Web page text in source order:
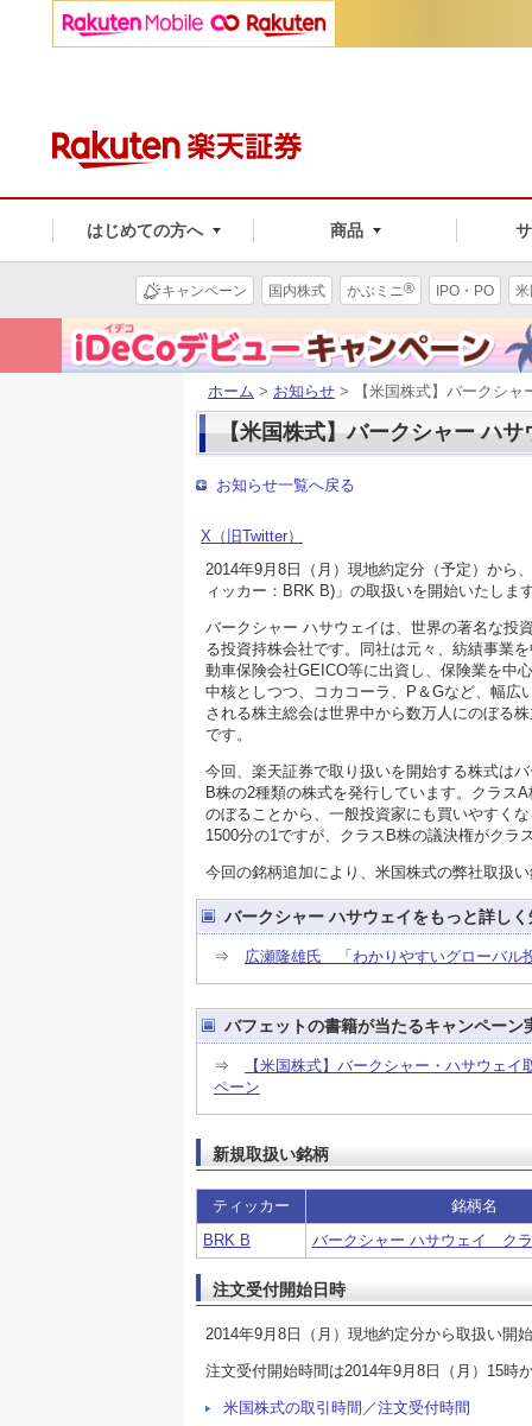
はじめての方へ 商品
キャンペーン 国内株式 かぶミニ® IPO・PO
ホーム > お知らせ > 【米国株式】バークシ
【米国株式】バークシャー ハ
お知らせ一覧へ戻る
X（旧Twitter）
2014年9月8日（月）現地約定分（予定）か
ィッカー：BRK B)」の取扱いを開始いたしま
バークシャー ハサウェイは、世界の著名な投
る投資持株会社です。同社は元々、紡績事業
動車保険会社GEICO等に出資し、保険業を中
中核としつつ、コカコーラ、P＆Gなど、幅広
される株主総会は世界中から数万人にのぼる
です。
今回、楽天証券で取り扱いを開始する株式は
B株の2種類の株式を発行しています。クラス
のぼることから、一般投資家にも買いやすく
1500分の1ですが、クラスB株の議決権がクラ
今回の銘柄追加により、米国株式の弊社取扱
バークシャー ハサウェイをもっと詳し
⇒ 広瀬隆雄氏 「わかりやすいグローバ
バフェットの書籍が当たるキャンペーン
⇒
【米国株式】バークシャー・ハサウェ
ペーン
新規取扱い銘柄
ティッカー
銘柄名
BRK B
バークシャー ハサウェイ ク
注文受付開始日時
2014年9月8日（月）現地約定分から取扱い開始
注文受付開始時間は2014年9月8日（月）15時
米国株式の取引時間／注文受付時間